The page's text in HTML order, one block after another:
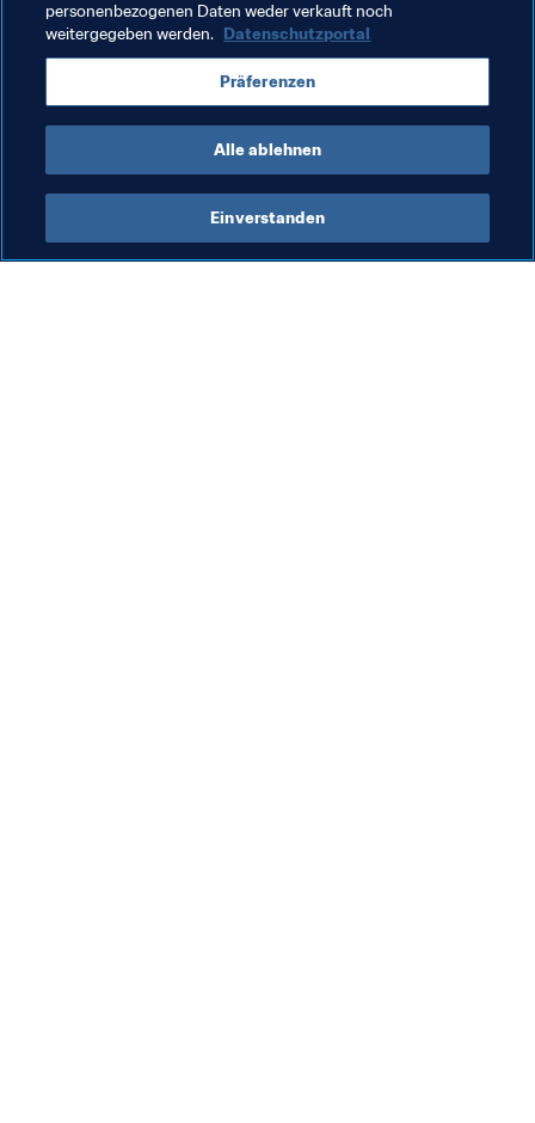
Verwandte Themen
Germany UEFA
personenbezogenen Daten weder verkauft noch
weitergegeben werden. Datenschutzportal
Präferenzen
Alle ablehnen
Einverstanden